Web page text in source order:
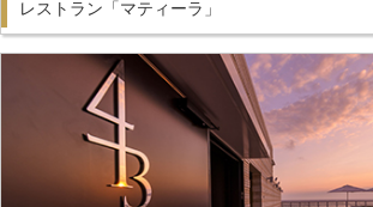
レストラン「マティーラ」